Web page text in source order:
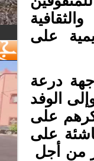
على
درعة
الوفد
على
على
من أجل